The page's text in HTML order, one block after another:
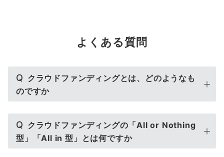
よくある質問
Q クラウドファンディングとは、どのようなも
のですか
Q クラウドファンディングの「All or Nothing
型」「All in 型」とは何ですか